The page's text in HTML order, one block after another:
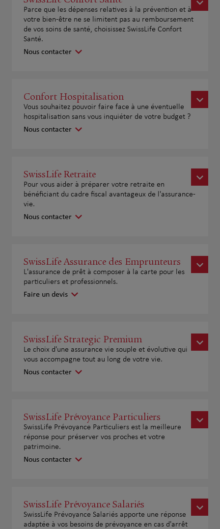
Parce que les dépenses relatives à la prévention et à
votre bien-être ne se limitent pas au remboursement
de vos soins de santé, choisissez SwissLife Confort
Santé.
Nous contacter
Confort Hospitalisation
Vous souhaitez pouvoir faire face à une éventuelle
hospitalisation sans vous inquiéter de votre budget ?
Nous contacter
SwissLife Retraite
Pour vous aider à préparer votre retraite en
bénéficiant du cadre fiscal avantageux de l'assurance-
vie.
Nous contacter
SwissLife Assurance des Emprunteurs
L'assurance de prêt à composer à la carte pour les
particuliers et professionnels.
Faire un devis
SwissLife Strategic Premium
Le choix d'une assurance vie souple et évolutive qui
vous accompagne tout au long de votre vie.
Nous contacter
SwissLife Prévoyance Particuliers
SwissLife Prévoyance Particuliers est la meilleure
réponse pour préserver vos proches et votre
patrimoine.
Nous contacter
SwissLife Prévoyance Salariés
SwissLife Prévoyance Salariés apporte une réponse
adaptée à vos besoins de prévoyance en cas d'arrêt